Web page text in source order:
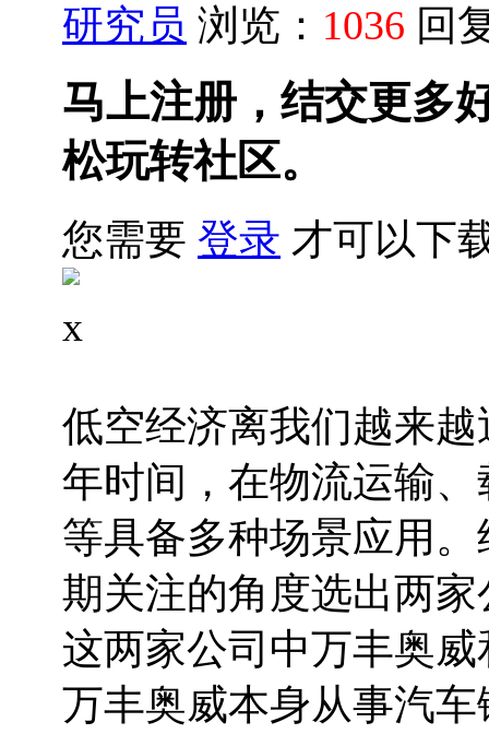
研究员 浏览： 1036 回
马上注册，结交更多
松玩转社区。
您需要 登录 才可以下
x
低空经济离我们越来
年时间，在物流运输
等具备多种场景应用
期关注的角度选出两
这两家公司中万丰奥
万丰奥威本身从事汽